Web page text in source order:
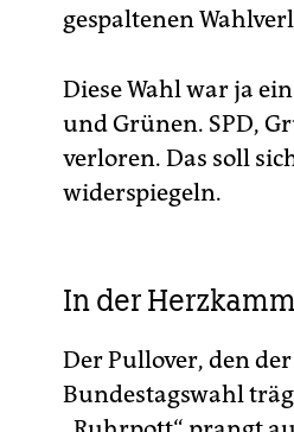
gespaltenen
Diese Wahl war ja
und Grünen. SPD,
verloren. Das soll
widerspiegeln.
In der
Der Pullover, den
Bundestagswahl